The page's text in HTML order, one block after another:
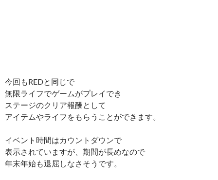
今回もREDと同じで
無限ライフでゲームがプレイでき
ステージのクリア報酬として
アイテムやライフをもらうことができます。
イベント時間はカウントダウンで
表示されていますが、期間が長めなので
年末年始も退屈しなさそうです。